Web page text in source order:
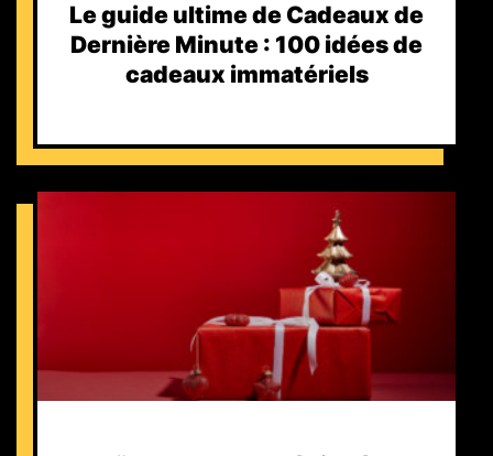
Le guide ultime de Cadeaux de
Dernière Minute : 100 idées de
cadeaux immatériels